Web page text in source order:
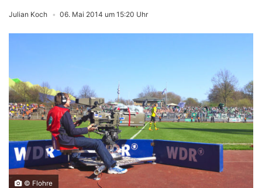
Julian Koch 06. Mai 2014 um 15:20 Uhr
© Flohre